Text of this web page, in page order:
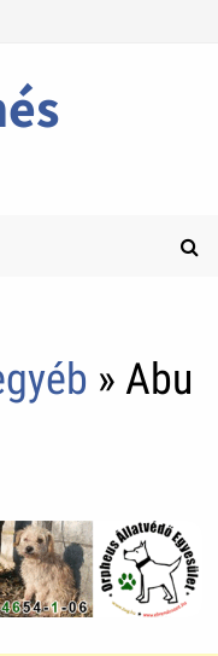
» Abu